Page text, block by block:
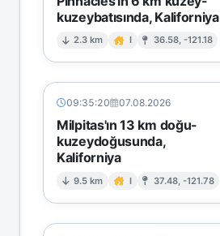
kuzeybatısında, Kaliforniya
2.3 km I 36.58, -121.18
09:35:20 07.08.2026
Milpitas'ın 13 km doğu-
kuzeydoğusunda,
Kaliforniya
9.5 km I 37.48, -121.78